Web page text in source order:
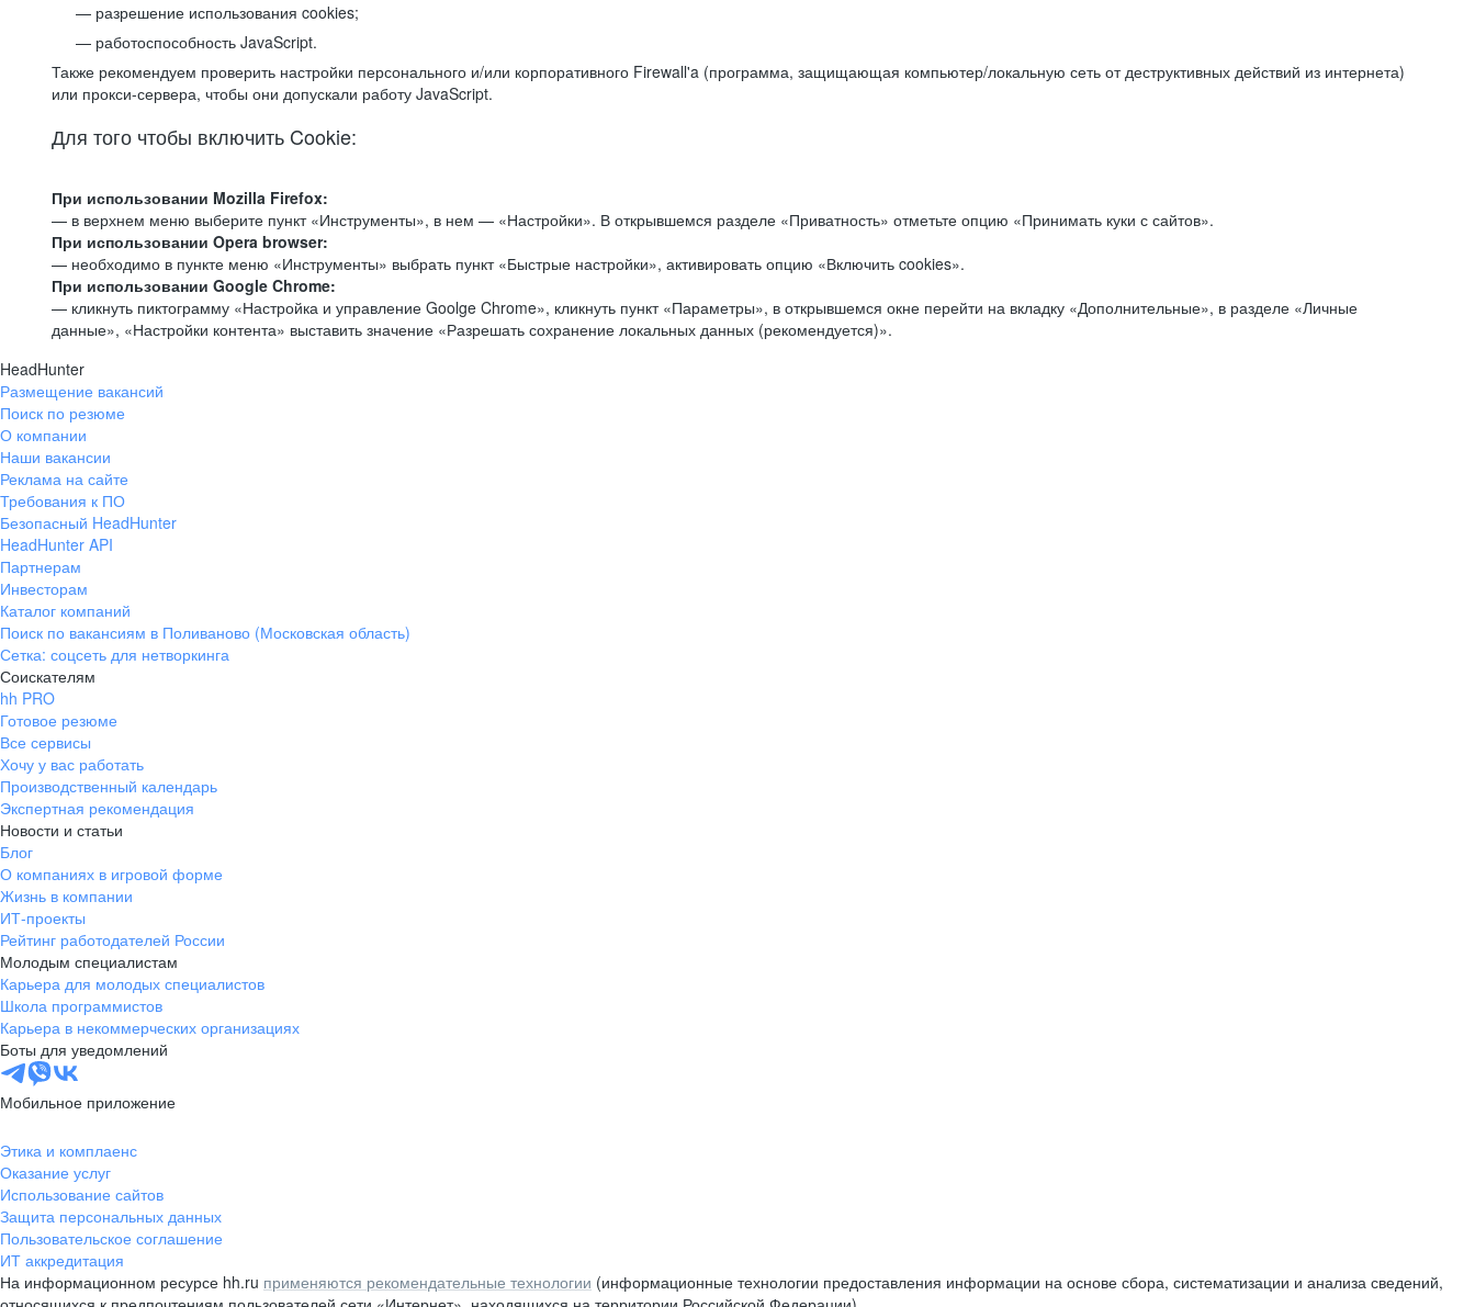
разрешение использования cookies;
работоспособность JavaScript.
Также рекомендуем проверить настройки персонального и/или корпоративного Firewall'a (программа, защищающая компьютер/локальную сеть от деструктивных действий из интернета)
или прокси-сервера, чтобы они допускали работу JavaScript.
Для того чтобы включить Cookie:
При использовании Mozilla Firefox:
— в верхнем меню выберите пункт «Инструменты», в нем — «Настройки». В открывшемся разделе «Приватность» отметьте опцию «Принимать куки с сайтов».
При использовании Opera browser:
— необходимо в пункте меню «Инструменты» выбрать пункт «Быстрые настройки», активировать опцию «Включить cookies».
При использовании Google Chrome:
— кликнуть пиктограмму «Настройка и управление Goolge Chrome», кликнуть пункт «Параметры», в открывшемся окне перейти на вкладку «Дополнительные», в разделе «Личные
данные», «Настройки контента» выставить значение «Разрешать сохранение локальных данных (рекомендуется)».
HeadHunter
Размещение вакансий
Поиск по резюме
О компании
Наши вакансии
Реклама на сайте
Требования к ПО
Безопасный HeadHunter
HeadHunter API
Партнерам
Инвесторам
Каталог компаний
Поиск по вакансиям в Поливаново (Московская область)
Сетка: соцсеть для нетворкинга
Соискателям
hh PRO
Готовое резюме
Все сервисы
Хочу у вас работать
Производственный календарь
Экспертная рекомендация
Новости и статьи
Блог
О компаниях в игровой форме
Жизнь в компании
ИТ-проекты
Рейтинг работодателей России
Молодым специалистам
Карьера для молодых специалистов
Школа программистов
Карьера в некоммерческих организациях
Боты для уведомлений
Мобильное приложение
Этика и комплаенс
Оказание услуг
Использование сайтов
Защита персональных данных
Пользовательское соглашение
ИТ аккредитация
На информационном ресурсе hh.ru применяются рекомендательные технологии (информационные технологии предоставления информации на основе сбора, систематизации и анализа сведений,